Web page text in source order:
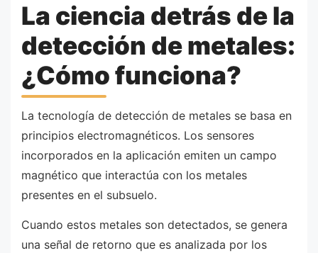
La ciencia detrás de la
detección de metales:
¿Cómo funciona?
La tecnología de detección de metales se basa en
principios electromagnéticos. Los sensores
incorporados en la aplicación emiten un campo
magnético que interactúa con los metales
presentes en el subsuelo.
Cuando estos metales son detectados, se genera
una señal de retorno que es analizada por los